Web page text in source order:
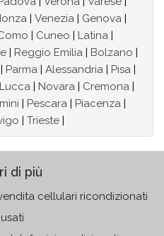
Venezia Genova
Cuneo Latina
Reggio Emilia Bolzano
Parma Alessandria Pisa
Lucca Novara Cremona
Pescara Piacenza
Trieste
di più
cellulari ricondizionati